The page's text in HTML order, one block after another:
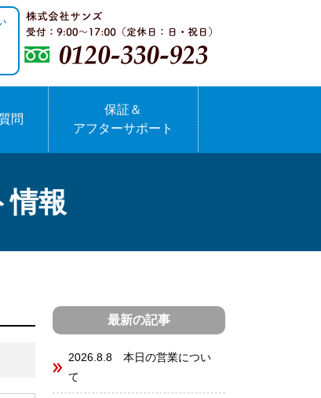
問
保証＆
アフターサポート
情報
最新の記事
2026.8.8 本日の営業につい
て